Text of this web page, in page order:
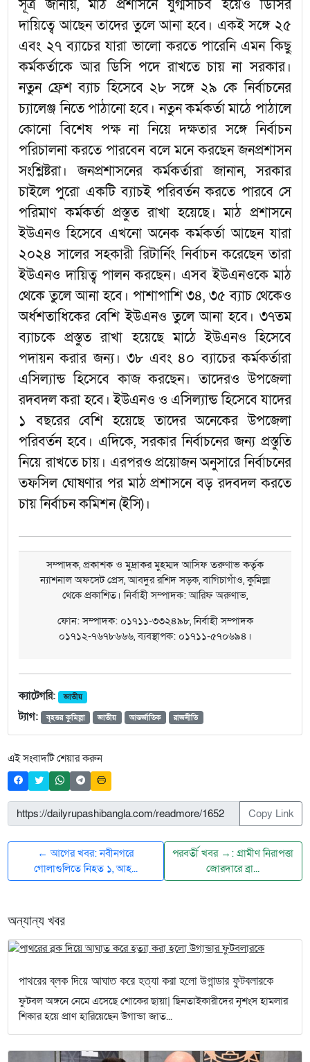
সূত্র জানায়, মাঠ প্রশাসনে যুগ্মসচিব হয়েও ডিসির
দায়িত্বে আছেন তাদের তুলে আনা হবে। একই সঙ্গে ২৫
এবং ২৭ ব্যাচের যারা ভালো করতে পারেনি এমন কিছু
কর্মকর্তাকে আর ডিসি পদে রাখতে চায় না সরকার।
নতুন ফ্রেশ ব্যাচ হিসেবে ২৮ সঙ্গে ২৯ কে নির্বাচনের
চ্যালেঞ্জ নিতে পাঠানো হবে। নতুন কর্মকর্তা মাঠে পাঠালে
কোনো বিশেষ পক্ষ না নিয়ে দক্ষতার সঙ্গে নির্বাচন
পরিচালনা করতে পারবেন বলে মনে করছেন জনপ্রশাসন
সংশ্লিষ্টরা। জনপ্রশাসনের কর্মকর্তারা জানান, সরকার
চাইলে পুরো একটি ব্যাচই পরিবর্তন করতে পারবে সে
পরিমাণ কর্মকর্তা প্রস্তুত রাখা হয়েছে। মাঠ প্রশাসনে
ইউএনও হিসেবে এখনো অনেক কর্মকর্তা আছেন যারা
২০২৪ সালের সহকারী রিটার্নিং নির্বাচন করেছেন তারা
ইউএনও দায়িত্ব পালন করছেন। এসব ইউএনওকে মাঠ
থেকে তুলে আনা হবে। পাশাপাশি ৩৪, ৩৫ ব্যাচ থেকেও
অর্ধশতাধিকের বেশি ইউএনও তুলে আনা হবে। ৩৭তম
ব্যাচকে প্রস্তুত রাখা হয়েছে মাঠে ইউএনও হিসেবে
পদায়ন করার জন্য। ৩৮ এবং ৪০ ব্যাচের কর্মকর্তারা
এসিল্যান্ড হিসেবে কাজ করছেন। তাদেরও উপজেলা
রদবদল করা হবে। ইউএনও ও এসিল্যান্ড হিসেবে যাদের
১ বছরের বেশি হয়েছে তাদের অনেকের উপজেলা
পরিবর্তন হবে। এদিকে, সরকার নির্বাচনের জন্য প্রস্তুতি
নিয়ে রাখতে চায়। এরপরও প্রয়োজন অনুসারে নির্বাচনের
তফসিল ঘোষণার পর মাঠ প্রশাসনে বড় রদবদল করতে
চায় নির্বাচন কমিশন (ইসি)।
সম্পাদক, প্রকাশক ও মুদ্রাকর মুহম্মদ আসিফ তরুণাভ কর্তৃক
ন্যাশনাল অফসেট প্রেস, আবদুর রশিদ সড়ক, বাগিচাগাঁও, কুমিল্লা
থেকে প্রকাশিত। নির্বাহী সম্পাদক: আরিফ অরুণাভ,
ফোন: সম্পাদক: ০১৭১১-৩৩২৪৯৮, নির্বাহী সম্পাদক
০১৭১২-৭৬৭৮৬৬৬, ব্যবস্থাপক: ০১৭১১-৫৭০৬৯৪।
ক্যাটেগরি: জাতীয়
ট্যাগ: বৃহত্তর কুমিল্লা জাতীয় আন্তর্জাতিক রাজনীতি
এই সংবাদটি শেয়ার করুন
Copy Link
← আগের খবর: নবীনগরে
গোলাগুলিতে নিহত ১, আহ...
পরবর্তী খবর →: গ্রামীণ নিরাপত্তা
জোরদারে ব্রা...
অন্যান্য খবর
পাথরের ব্লক দিয়ে আঘাত করে হত্যা করা হলো উগান্ডার ফুটবলারকে
ফুটবল অঙ্গনে নেমে এসেছে শোকের ছায়া| ছিনতাইকারীদের নৃশংস হামলার
শিকার হয়ে প্রাণ হারিয়েছেন উগান্ডা জাত...